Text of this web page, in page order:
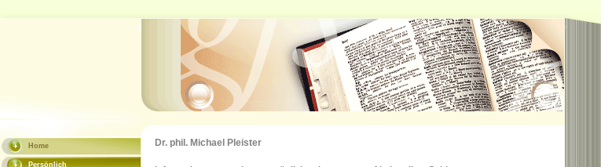
Home
Persönlich
Dr. phil. Michael Pleister